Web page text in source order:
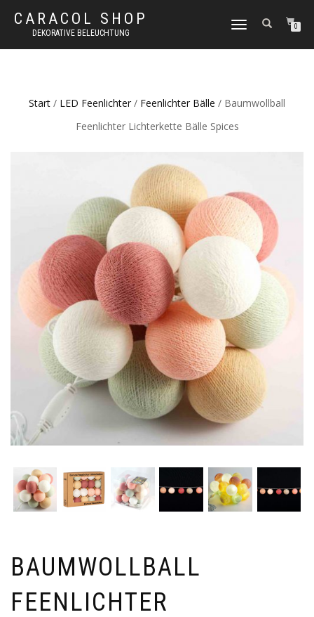
CARACOL SHOP
DEKORATIVE BELEUCHTUNG
NAVIGATION
0
Start / LED Feenlichter / Feenlichter Bälle / Baumwollball
Feenlichter Lichterkette Bälle Spices
BAUMWOLLBALL
FEENLICHTER